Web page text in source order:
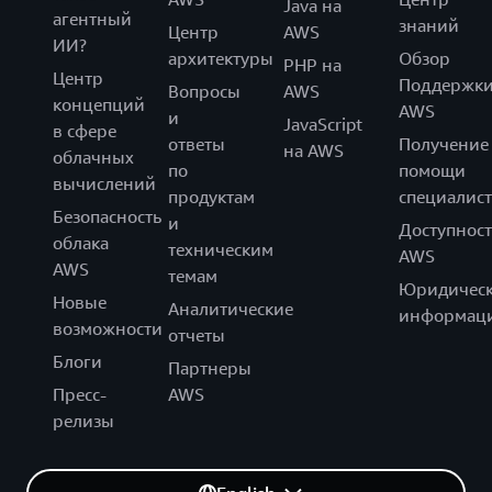
агентный
ИИ?
Центр
концепций
в сфере
облачных
вычислений
Безопасность
облака
AWS
Новые
возможности
Блоги
Пресс-
релизы
Центр
архитектуры
Вопросы
и
ответы
по
продуктам
и
техническим
темам
Аналитические
отчеты
Партнеры
AWS
Java на
AWS
PHP на
AWS
JavaScript
на AWS
знаний
Обзор
AWS
Получение
помощи
AWS